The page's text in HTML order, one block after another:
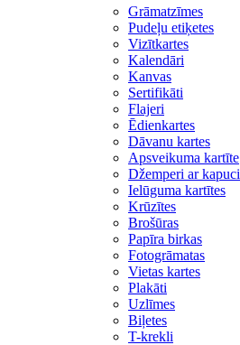
Grāmatzīmes
Pudeļu etiķetes
Vizītkartes
Kalendāri
Kanvas
Sertifikāti
Flajeri
Ēdienkartes
Dāvanu kartes
Apsveikuma kartīte
Džemperi ar kapuci
Ielūguma kartītes
Krūzītes
Brošūras
Papīra birkas
Fotogrāmatas
Vietas kartes
Plakāti
Uzlīmes
Biļetes
T-krekli